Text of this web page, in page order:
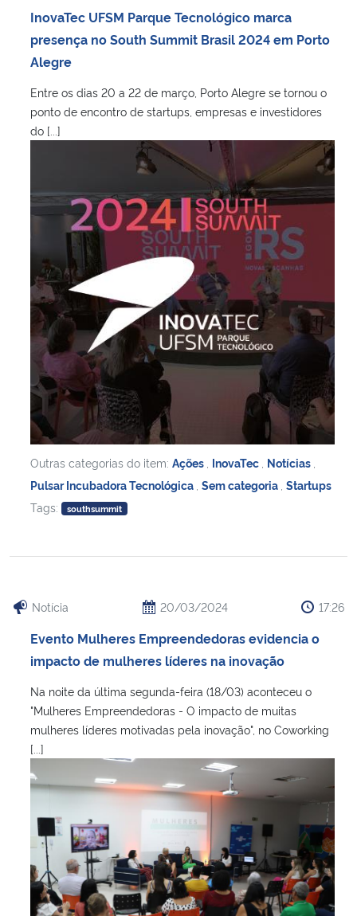
InovaTec UFSM Parque Tecnológico marca
presença no South Summit Brasil 2024 em Porto
Alegre
Entre os dias 20 a 22 de março, Porto Alegre se tornou o
ponto de encontro de startups, empresas e investidores
do [...]
Outras categorias do item: Ações InovaTec Notícias
Pulsar Incubadora Tecnológica Sem categoria Startups
Tags:
southsummit
Notícia 20/03/2024 17:26
Evento Mulheres Empreendedoras evidencia o
impacto de mulheres líderes na inovação
Na noite da última segunda-feira (18/03) aconteceu o
"Mulheres Empreendedoras - O impacto de muitas
mulheres líderes motivadas pela inovação", no Coworking
[...]